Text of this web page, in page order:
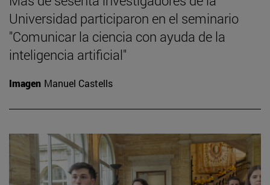
Universidad participaron en el seminario
"Comunicar la ciencia con ayuda de la
inteligencia artificial"
Imagen Manuel Castells